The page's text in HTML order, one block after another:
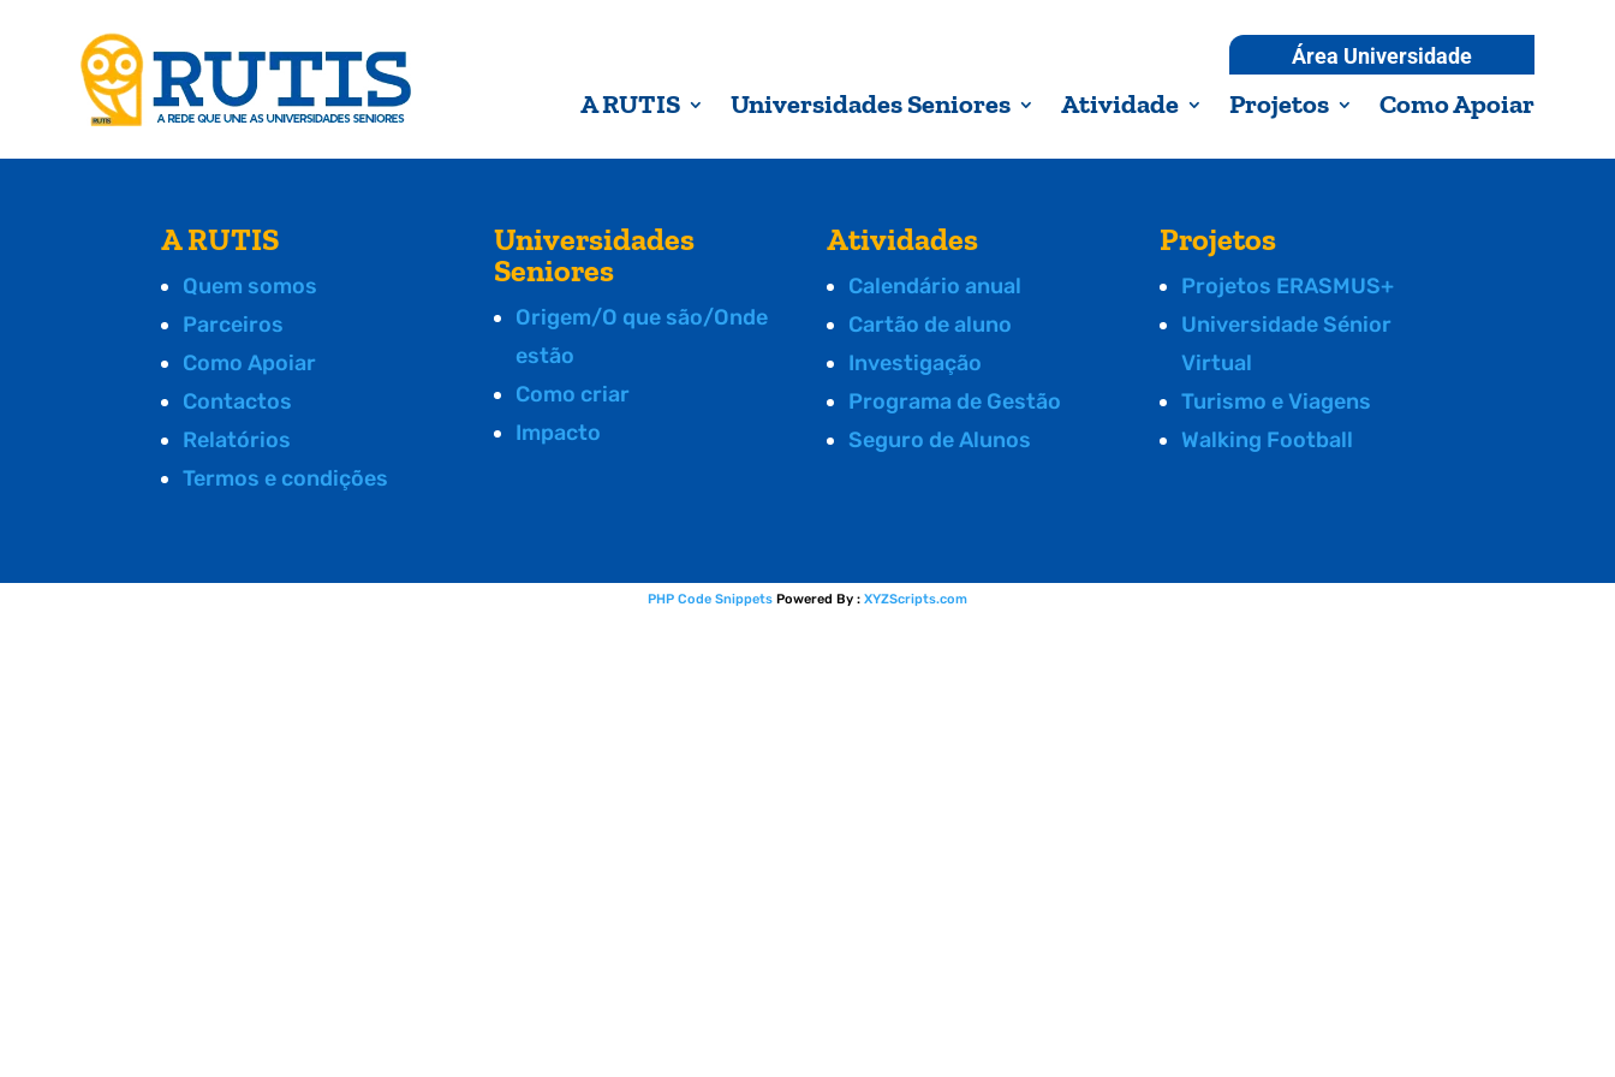
Área Universidade
A RUTIS Universidades Seniores Atividade Projetos Como Apoiar
A RUTIS
Quem somos
Parceiros
Como Apoiar
Contactos
Relatórios
Termos e condições
Universidades
Seniores
Origem/O que são/Onde
estão
Como criar
Impacto
Atividades
Calendário anual
Cartão de aluno
Investigação
Programa de Gestão
Seguro de Alunos
Projetos
Projetos ERASMUS+
Universidade Sénior
Virtual
Turismo e Viagens
Walking Football
PHP Code Snippets Powered By : XYZScripts.com